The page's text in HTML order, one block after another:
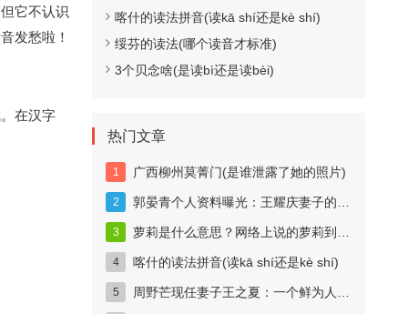
它不认识
发愁啦！
在汉字
喀什的读法拼音(读kā shí还是kè shí)
绥芬的读法(哪个读音才标准)
3个贝念啥(是读bì还是读bèi)
热门文章
广西柳州莫菁门(是谁泄露了她的照片)
郭晏青个人资料曝光：王耀庆妻子的科技女神身份揭秘
萝莉是什么意思？网络上说的萝莉到底指什么？
喀什的读法拼音(读kā shí还是kè shí)
周野芒现任妻子王之夏：一个鲜为人知的妻子